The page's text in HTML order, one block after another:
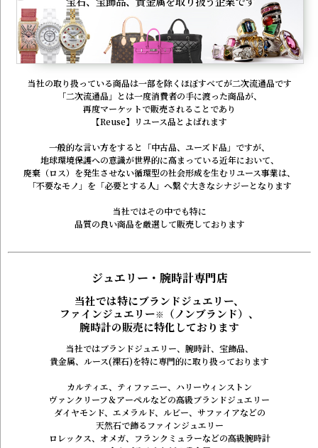
当社の取り扱っている商品は一部を除くほぼすべてが二次流通品です
「二次流通品」とは一度消費者の手に渡った商品が、
再度マーケットで販売されることであり
【Reuse】リユース品とよばれます
一般的な言い方をすると
「中古品、ユーズド品」ですが、
地球環境保護への意識が世界的に高まっている近年において、
廃棄（ロス）を発生させない循環型の社会形成を生むリユース事業は、
「不要なモノ」を「必要とする人」へ繋ぐ大きなシナジーとなります
当社ではその中でも特に
品質の良い商品を厳選して販売しております
ジュエリー・腕時計専門店
当社では特にブランドジュエリー、
ファインジュエリー※
（ノンブランド）、
腕時計の販売に特化しております
当社ではブランドジュエリー、腕時計、宝飾品、
貴金属、ルース(裸石)を特に専門的に取り扱っております
カルティエ、ティファニー、ハリーウィンストン
ヴァンクリーフ＆アーペルなどの高級ブランドジュエリー
ダイヤモンド、エメラルド、ルビー、サファイアなどの
天然石で飾るファインジュエリー
ロレックス、オメガ、フランクミュラーなどの高級腕時計